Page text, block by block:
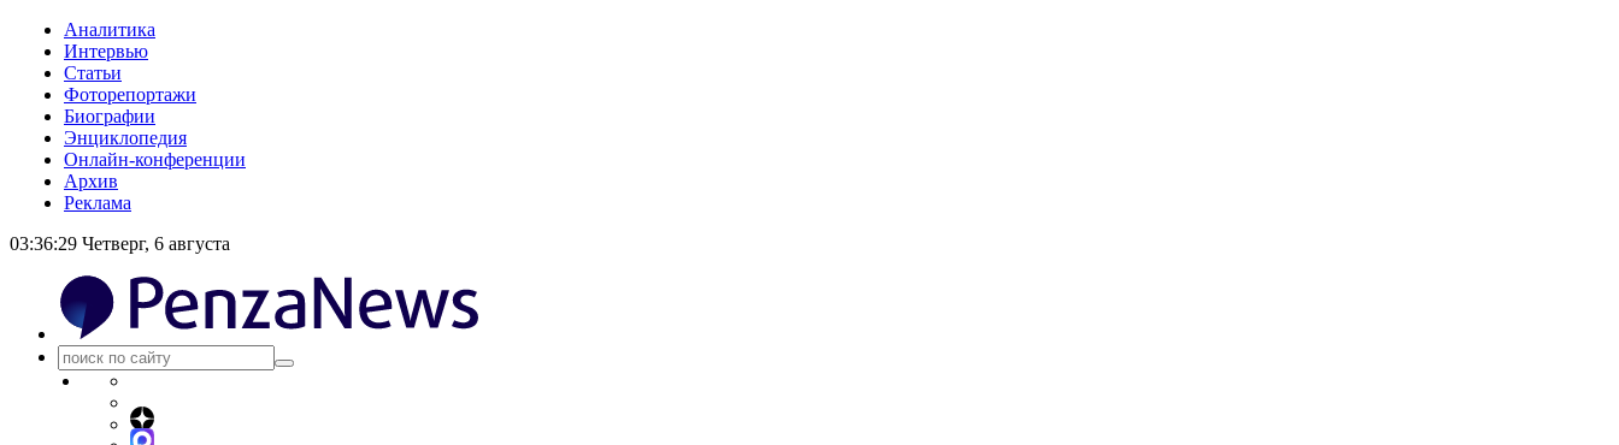
Аналитика
Интервью
Статьи
Фоторепортажи
Биографии
Энциклопедия
Онлайн-конференции
Архив
Реклама
03:36:29 Четверг, 6 августа